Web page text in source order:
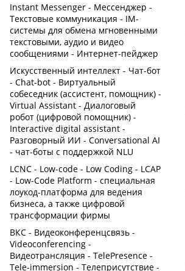
Instant Messenger - Мессенджер -
Текстовые коммуникация - IM-
системы для обмена мгновенными
текстовыми, аудио и видео
сообщениями - Интернет-пейджер
Искусственный интеллект - Чат-бот
- Chat-bot - Виртуальный
собеседник (ассистент, помощник) -
Virtual Assistant - Диалоговый
робот (цифровой помощник) -
Interactive digital assistant -
Разговорный ИИ - Conversational AI
- чат-боты с поддержкой NLU
LCNC - Low-code - Low Coding - LCAP
- Low-Code Platform - специальная
лоукод-платформа для ведения
бизнеса, а также цифровой
трансформации фирмы
ВКС - Видеоконференцсвязь -
Videoconferencing -
Видеотрансляция - TelePresence -
Tele-immersion - Телеприсутствие -